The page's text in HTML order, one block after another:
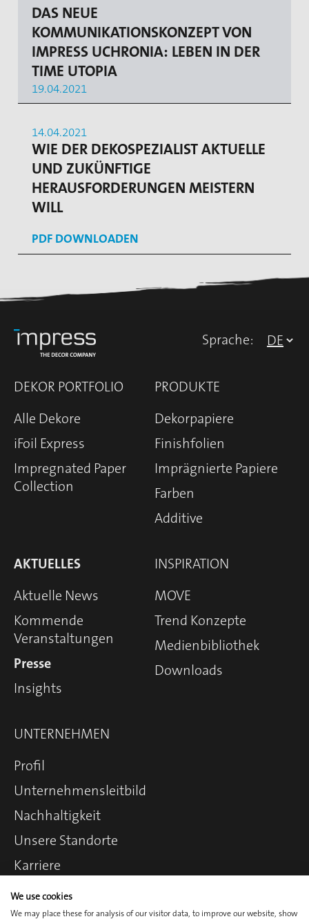
DAS NEUE
KOMMUNIKATIONSKONZEPT VON
IMPRESS UCHRONIA: LEBEN IN DER
TIME UTOPIA
19.04.2021
14.04.2021
WIE DER DEKOSPEZIALIST AKTUELLE
UND ZUKÜNFTIGE
HERAUSFORDERUNGEN MEISTERN
WILL
PDF DOWNLOADEN
Sprache:
DEKOR PORTFOLIO
Alle Dekore
iFoil Express
Impregnated Paper
Collection
PRODUKTE
Dekorpapiere
Finishfolien
Imprägnierte Papiere
Farben
Additive
AKTUELLES
Aktuelle News
Kommende
Veranstaltungen
Presse
Insights
INSPIRATION
MOVE
Trend Konzepte
Medienbibliothek
Downloads
UNTERNEHMEN
Profil
Unternehmens­leitbild
Nachhaltigkeit
Unsere Standorte
Karriere
We use cookies
We may place these for analysis of our visitor data, to improve our website, show